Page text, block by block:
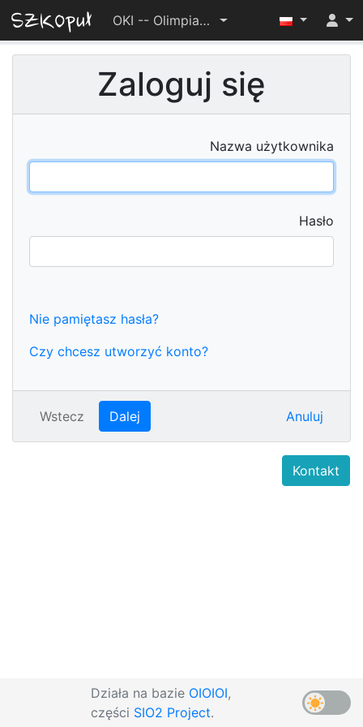
OKI -- Olimpiada dla Zaawansowanych 2022/2023
Zaloguj się
Nazwa użytkownika
Hasło
Nie pamiętasz hasła?
Czy chcesz utworzyć konto?
Wstecz Dalej Anuluj
Działa na bazie OIOIOI,
części SIO2 Project.
Kontakt